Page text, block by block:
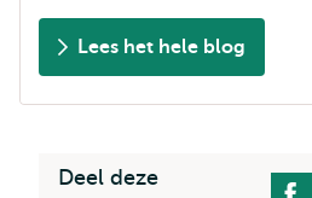
Lees het hele blog
Deel deze